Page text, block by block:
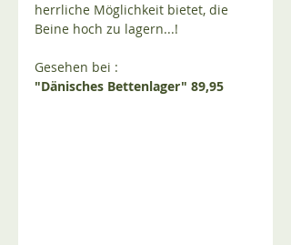
herrliche Möglichkeit bietet, die
Beine hoch zu lagern...!
Gesehen bei :
"Dänisches Bettenlager" 89,95